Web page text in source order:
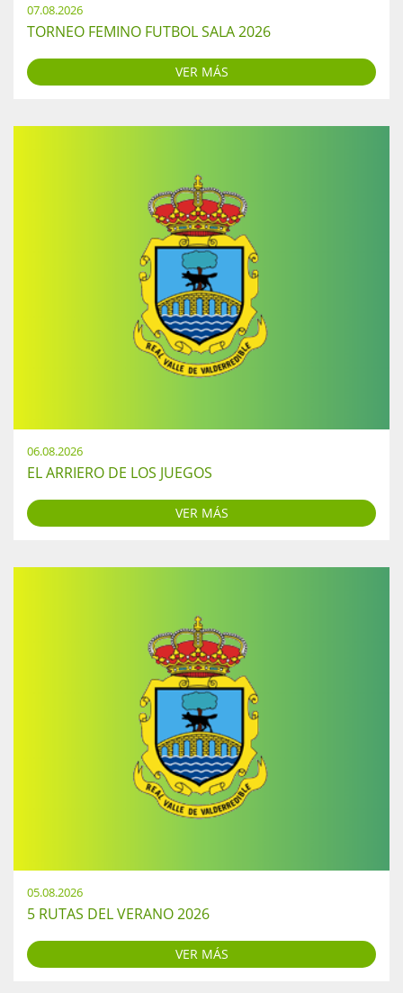
07.08.2026
TORNEO FEMINO FUTBOL SALA 2026
VER MÁS
06.08.2026
EL ARRIERO DE LOS JUEGOS
VER MÁS
05.08.2026
5 RUTAS DEL VERANO 2026
VER MÁS